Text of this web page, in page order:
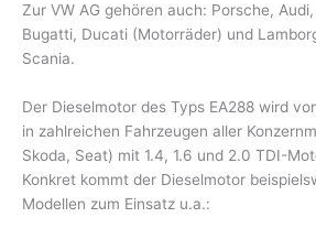
Zur VW AG gehören auch: Porsche,
Bugatti, Ducati (Motorräder) und
Scania.
Der Dieselmotor des Typs EA288 wird
in zahlreichen Fahrzeugen aller
Skoda, Seat) mit 1.4, 1.6 und 2.0 TDI-
Konkret kommt der Dieselmotor
Modellen zum Einsatz u.a.: